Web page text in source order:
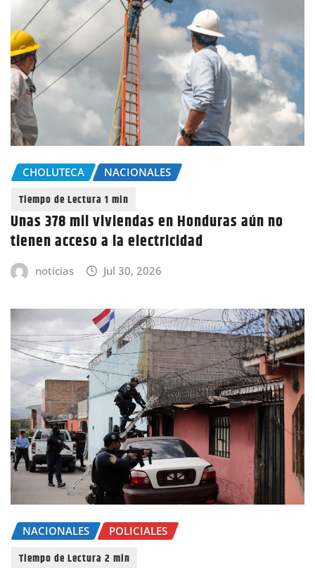
CHOLUTECA NACIONALES
Unas 378 mil viviendas en Honduras aún no
tienen acceso a la electricidad
noticias Jul 30, 2026
NACIONALES POLICIALES